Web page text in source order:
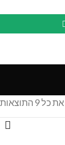
⁦9⁩ התוצאות